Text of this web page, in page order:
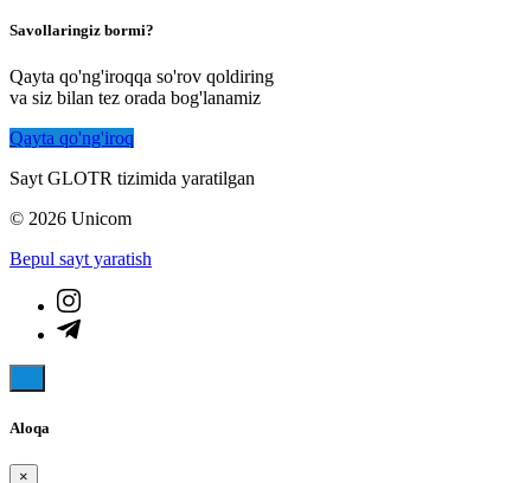
Savollaringiz bormi?
Qayta qo'ng'iroqqa so'rov qoldiring
va siz bilan tez orada bog'lanamiz
Qayta qo'ng'iroq
Sayt GLOTR tizimida yaratilgan
© 2026 Unicom
Bepul sayt yaratish
Aloqa
×